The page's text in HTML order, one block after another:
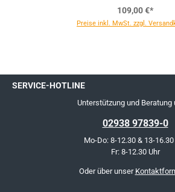
109,00 €*
Preise inkl. MwSt. zzgl.
SERVICE-HOTLINE
Unterstützung und Beratung
02938 97839-0
Mo-Do: 8-12.30 & 13-16.30
Fr: 8-12.30 Uhr
Oder über unser